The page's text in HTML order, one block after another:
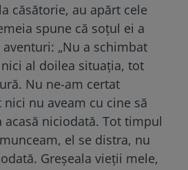
căsătorie, au apărt cele
spune că soţul ei a
„Nu a schimbat
al doilea situația, tot
Nu ne-am certat
nu aveam cu cine să
acasă niciodată. Tot timpul
el se distra, nu
Greșeala vieții mele,